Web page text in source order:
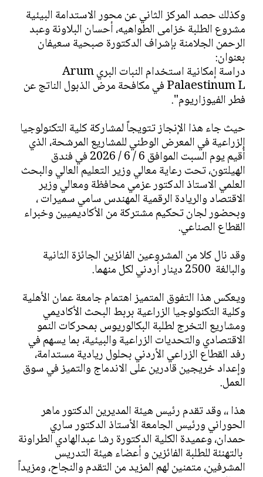
وكذلك حصد المركز الثاني عن محور الاستدامة البيئية
مشروع الطلبة خزامى الطواهيه، أحسان البلاونة وعبد
الرحمن الجلامنة بإشراف الدكتورة صبحية سعيفان
بعنوان:
دراسة إمكانية استخدام النبات البري Arum
Palaestinum L في مكافحة مرض الذبول الناتج عن
فطر الفيوزاريوم".
حيث جاء هذا الإنجاز تتويجاً لمشاركة كلية التكنولوجيا
الزراعية في المعرض الوطني للمشاريع المرشحة، الذي
أُقيم يوم السبت الموافق 6 / 6 / 2026 في فندق
الهيلتون، تحت رعاية معالي وزير التعليم العالي والبحث
العلمي الاستاذ الدكتور عزمي محافظة ومعالي وزير
الاقتصاد والريادة الرقمية المهندس سامي سميرات ،
وبحضور لجان تحكيم مشتركة من الأكاديميين وخبراء
القطاع الصناعي.
وقد نال كلا من المشروعين الفائزين الجائزة الثانية
والبالغة 2500 دينار أردني لكل منهما.
ويعكس هذا التفوق المتميز اهتمام جامعة عمان الأهلية
وكلية التكنولوجيا الزراعية بربط البحث الأكاديمي
ومشاريع التخرج لطلبة البكالوريوس بمحركات النمو
الاقتصادي والتحديات الزراعية والبيئية، بما يسهم في
رفد القطاع الزراعي الأردني بحلول ريادية مستدامة،
وإعداد خريجين قادرين على الاندماج والتميز في سوق
العمل.
هذا ،، وقد تقدم رئيس هيئة المديرين الدكتور ماهر
الحوراني ورئيس الجامعة الأستاذ الدكتور ساري
حمدان، وعميدة الكلية الدكتورة رشا عبدالهادي الطراونة
بالتهنئة للطلبة الفائزين و أعضاء هيئة التدريس
المشرفين، متمنين لهم المزيد من التقدم والنجاح، ومزيداً